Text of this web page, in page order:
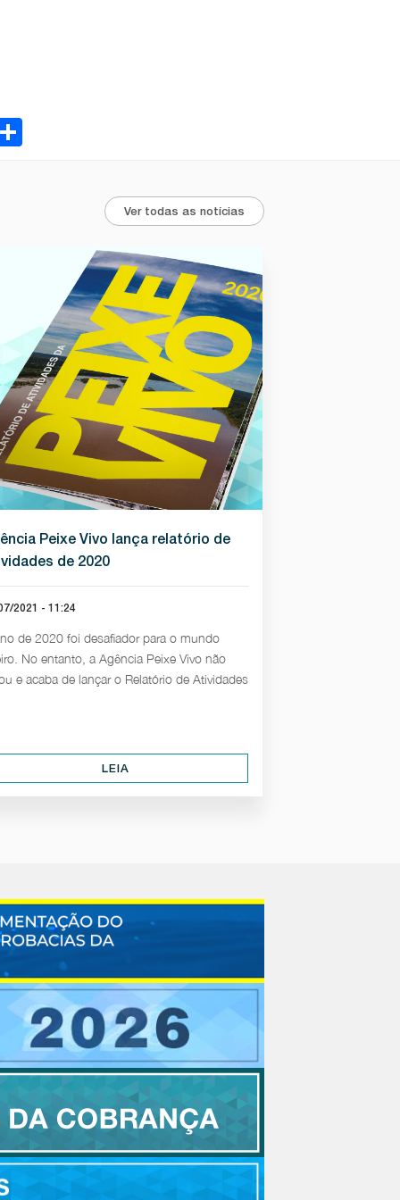
Share
Ver todas as notícias
Peixe Vivo lança relatório de
de 2020
2021 - 11:24
de 2020 foi desafiador para o mundo
No entanto, a Agência Peixe Vivo não
e acaba de lançar o Relatório de Atividades
LEIA